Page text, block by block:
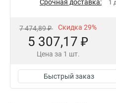
Срочная доставка: 1
7 474,89 ₽ Скидка 29%
5 307,17 ₽
Цена за 1 шт.
Быстрый заказ